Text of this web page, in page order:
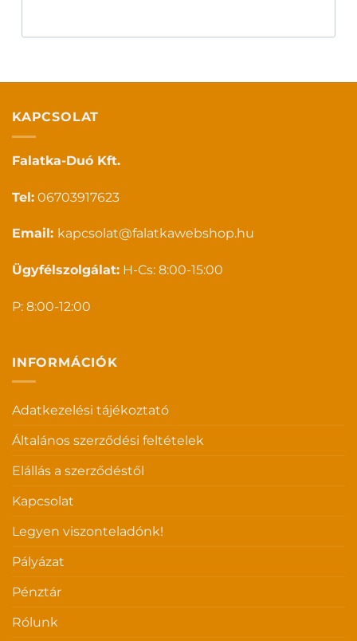
KAPCSOLAT
Falatka-Duó Kft.
Tel: 06703917623
Email: kapcsolat@falatkawebshop.hu
Ügyfélszolgálat: H-Cs: 8:00-15:00
P: 8:00-12:00
INFORMÁCIÓK
Adatkezelési tájékoztató
Általános szerződési feltételek
Elállás a szerződéstől
Kapcsolat
Legyen viszonteladónk!
Pályázat
Pénztár
Rólunk